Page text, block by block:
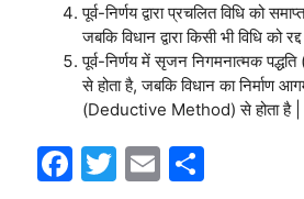
पूर्व-निर्णय द्वारा प्रचलित विधि को
जबकि विधान द्वारा किसी भी विधि को
पूर्व-निर्णय में सृजन निगमनात्मक
से होता है, जबकि विधान का निर्माण
(Deductive Method) से होता है |
F
T
E